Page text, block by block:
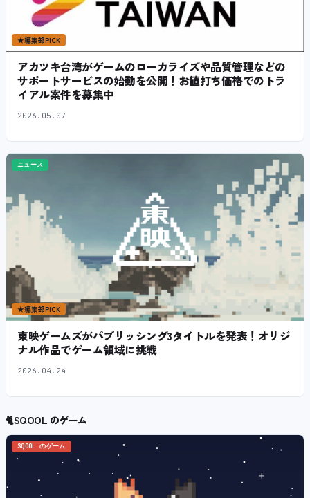
★編集部PICK
アカツキ台湾がゲームのローカライズや品質管理などの
サポートサービスの始動を公開！お値打ち価格でのトラ
イアル案件を募集中
2026.05.07
ニュース
★編集部PICK
東映ゲームズがパブリッシング3タイトルを発表！オリジ
ナル作品でゲーム領域に挑戦
2026.04.24
🐈SQOOL のゲーム
SQOOL のゲーム